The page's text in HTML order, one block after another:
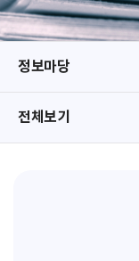
정보마당
전체보기